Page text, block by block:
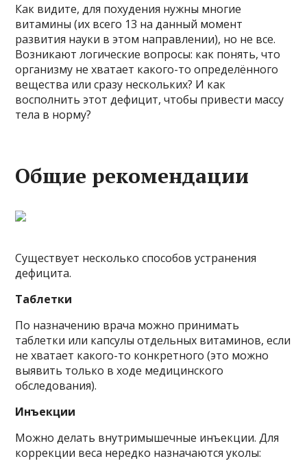
Как видите, для похудения нужны многие
витамины (их всего 13 на данный момент
развития науки в этом направлении), но не все.
Возникают логические вопросы: как понять, что
организму не хватает какого-то определённого
вещества или сразу нескольких? И как
восполнить этот дефицит, чтобы привести массу
тела в норму?
Общие рекомендации
Существует несколько способов устранения
дефицита.
Таблетки
По назначению врача можно принимать
таблетки или капсулы отдельных витаминов, если
не хватает какого-то конкретного (это можно
выявить только в ходе медицинского
обследования).
Инъекции
Можно делать внутримышечные инъекции. Для
коррекции веса нередко назначаются уколы: